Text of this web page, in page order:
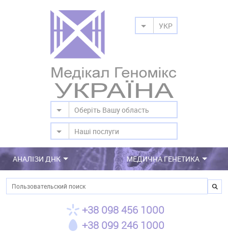
УКР
Оберіть Вашу область
Наші послуги
АНАЛІЗИ ДНК МЕДИЧНА ГЕНЕТИКА
Пошук
+38 098 456 1000
+38 099 246 1000